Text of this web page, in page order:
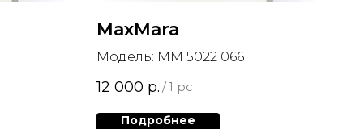
MaxMara
Модель: MM 5022 066
12 000 р. /1 pc
Подробнее